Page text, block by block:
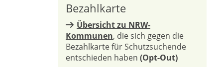
Bezahlkarte
Übersicht zu NRW-
Kommunen, die sich gegen die
Bezahlkarte für Schutzsuchende
entschieden haben (Opt-Out)